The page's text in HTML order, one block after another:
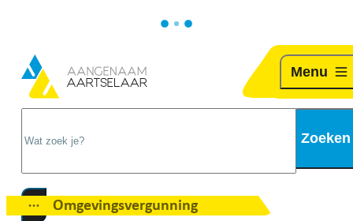
Naar inhoud
Aartselaar
Zoeken
Menu
Toon alle broodkruimel items
Omgevingsvergunning